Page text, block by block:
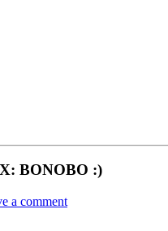
BONOBO :)
a comment